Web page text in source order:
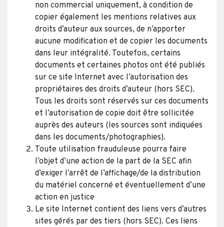
non commercial uniquement, à condition de
copier également les mentions relatives aux
droits d’auteur aux sources, de n’apporter
aucune modification et de copier les documents
dans leur intégralité. Toutefois, certains
documents et certaines photos ont été publiés
sur ce site Internet avec l’autorisation des
propriétaires des droits d’auteur (hors SEC).
Tous les droits sont réservés sur ces documents
et l’autorisation de copie doit être sollicitée
auprès des auteurs (les sources sont indiquées
dans les documents/photographies).
Toute utilisation frauduleuse pourra faire
l’objet d’une action de la part de la SEC afin
d’exiger l’arrêt de l’affichage/de la distribution
du matériel concerné et éventuellement d’une
action en justice
Le site Internet contient des liens vers d’autres
sites gérés par des tiers (hors SEC). Ces liens